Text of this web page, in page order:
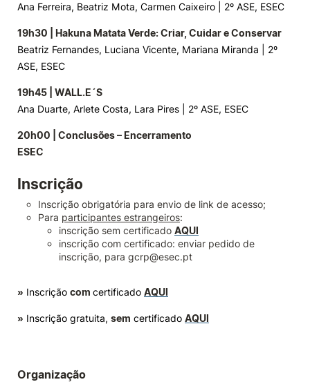
Ana Ferreira, Beatriz Mota, Carmen Caixeiro | 2º ASE, ESEC
19h30 | Hakuna Matata Verde: Criar, Cuidar e Conservar
Beatriz Fernandes, Luciana Vicente, Mariana Miranda | 2º
ASE, ESEC
19h45 | WALL.E´S
Ana Duarte, Arlete Costa, Lara Pires | 2º ASE, ESEC
20h00 | Conclusões – Encerramento
ESEC
Inscrição
Inscrição obrigatória para envio de link de acesso;
Para participantes estrangeiros:
inscrição sem certificado AQUI
inscrição com certificado: enviar pedido de
inscrição, para gcrp@esec.pt
» Inscrição com certificado AQUI
» Inscrição gratuita, sem certificado AQUI
Organização